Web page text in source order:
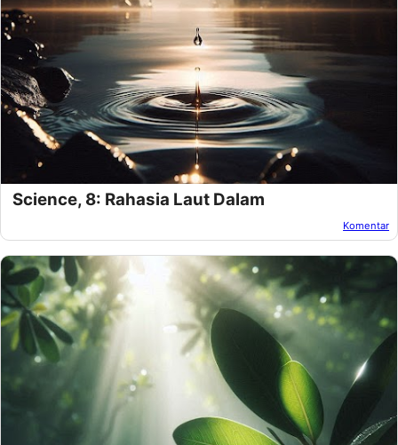
Oleh:Amnan Faza Pada:November 20, 2024
Science, 8: Rahasia Laut Dalam